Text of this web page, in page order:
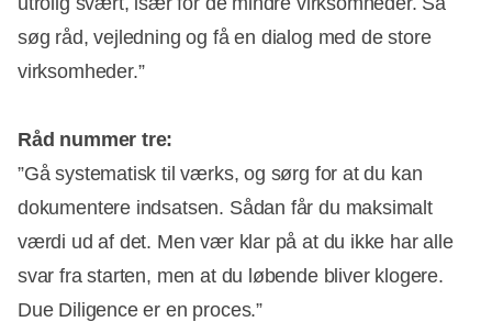
søg råd, vejledning og få en dialog med de store
virksomheder.”
Råd nummer tre:
”Gå systematisk til værks, og sørg for at du kan
dokumentere indsatsen. Sådan får du maksimalt
værdi ud af det. Men vær klar på at du ikke har alle
svar fra starten, men at du løbende bliver klogere.
Due Diligence er en proces.”